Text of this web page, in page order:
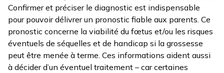
Confirmer et préciser le diagnostic est indispensable
pour pouvoir délivrer un pronostic fiable aux parents. Ce
pronostic concerne la viabilité du fœtus et/ou les risques
éventuels de séquelles et de handicap si la grossesse
peut être menée à terme. Ces informations aident aussi
à décider d’un éventuel traitement – car certaines